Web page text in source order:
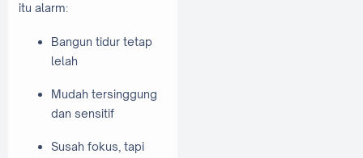
itu alarm:
Bangun tidur tetap
lelah
Mudah tersinggung
dan sensitif
Susah fokus, tapi